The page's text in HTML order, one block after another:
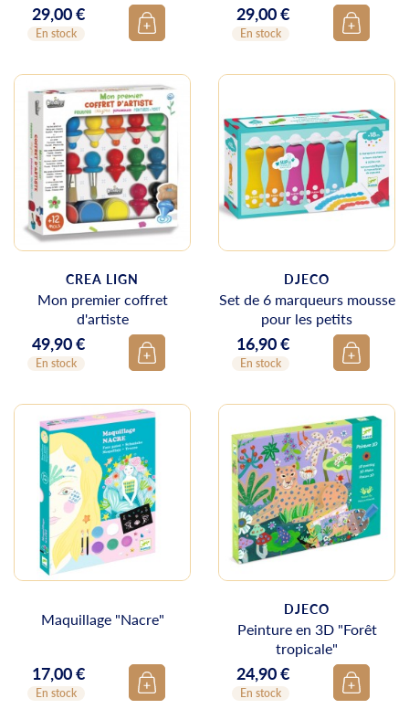
Prix
29,00 €
En stock
Prix
29,00 €
En stock
CREA LIGN
Mon premier coffret
d'artiste
Prix
49,90 €
En stock
DJECO
Set de 6 marqueurs mousse
pour les petits
Prix
16,90 €
En stock
Maquillage "Nacre"
Prix
17,00 €
En stock
DJECO
Peinture en 3D "Forêt
tropicale"
Prix
24,90 €
En stock